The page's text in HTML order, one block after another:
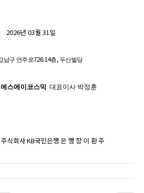
2026년 03월 31일
남구 언주로726 14층, 두산빌딩
스에이코스믹 대표이사 박정훈
식회사KB국민은행 은 행 장 이 환 주